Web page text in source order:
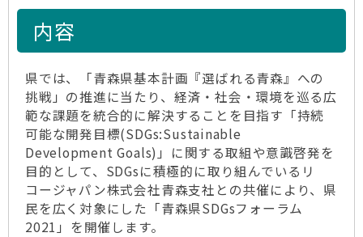
内容
県では、「青森県基本計画『選ばれる青森』への
挑戦」の推進に当たり、経済・社会・環境を巡る広
範な課題を統合的に解決することを目指す「持続
可能な開発目標(SDGs:Sustainable
Development Goals)」に関する取組や意識啓発を
目的として、SDGsに積極的に取り組んでいるリ
コージャパン株式会社青森支社との共催により、県
民を広く対象にした「青森県SDGsフォーラム
2021」を開催します。